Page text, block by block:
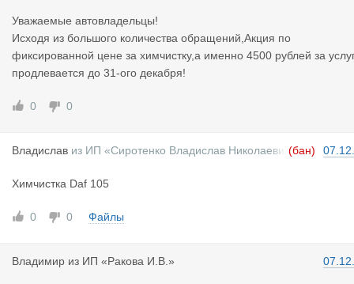
Уважаемые автовладельцы!
Исходя из большого количества обращений,Акция по
фиксированной цене за химчистку,а именно 4500 рублей за
продлевается до 31-ого декабря!
0 0
Владислав из ИП «Сиротенко Владислав Николаеви (бан)
Химчистка Daf 105
0 0 Файлы
Владимир из ИП «Ракова И.В.»